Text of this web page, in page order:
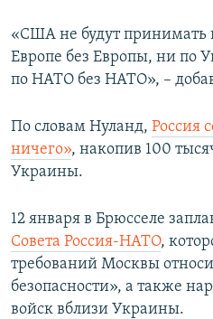
«США не будут
Европе без Европы, ни по
по НАТО без НАТО», –
По словам Нуланд, Россия
ничего», накопив 100
Украины.
12 января в Брюсселе
Совета Россия-НАТО,
требований Москвы
безопасности», а также
войск вблизи Украины.